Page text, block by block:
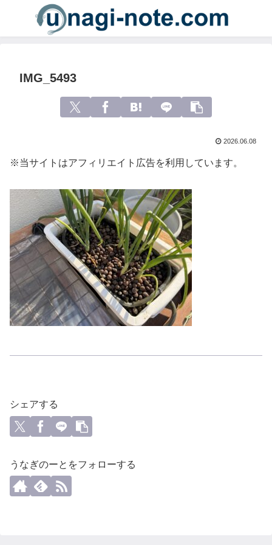
IMG_5493
2026.06.08
※当サイトはアフィリエイト広告を利用しています。
シェアする
うなぎのーとをフォローする